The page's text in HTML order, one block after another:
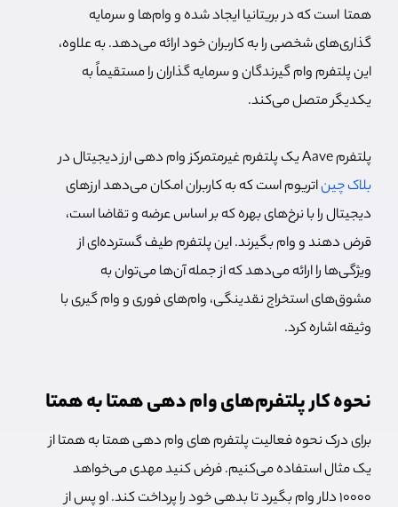
همتا است که در بریتانیا ایجاد شده و وام‌ها و سرمایه
گذاری‌های شخصی را به کاربران خود ارائه می‌دهد. به علاوه،
این پلتفرم وام گیرندگان و سرمایه گذاران را مستقیماً به
یکدیگر متصل می‌کند.
پلتفرم Aave یک پلتفرم غیرمتمرکز وام دهی ارز دیجیتال در
بلاک چیناتریوم است که به کاربران امکان می‌دهد ارزهای
دیجیتال را با نرخ‌های بهره که بر اساس عرضه و تقاضا است،
قرض دهند و وام بگیرند. این پلتفرم طیف گسترده‌ای از
ویژگی‌ها را ارائه می‌دهد که از جمله آن‌ها می‌توان به
مشوق‌های استخراج نقدینگی، وام‌های فوری و وام گیری با
وثیقه اشاره کرد.
نحوه کار پلتفرم‌های وام دهی همتا به همتا
برای درک نحوه فعالیت پلتفرم های وام دهی همتا به همتا از
یک مثال استفاده می‌کنیم. فرض کنید مهدی می‌خواهد
10000 دلار وام بگیرد تا بدهی خود را پرداخت کند. او پس از